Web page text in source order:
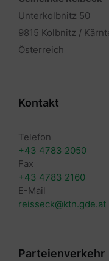
Unterkolbnitz 50
9815 Kolbnitz /
Österreich
Kontakt
Telefon
+43 4783 2050
Fax
+43 4783 2160
E-Mail
reisseck@ktn.gde.at
Parteienverkehr